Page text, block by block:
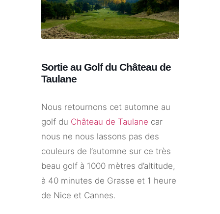
Sortie au Golf du Château de
Taulane
Nous retournons cet automne au
golf du Château de Taulane car
nous ne nous lassons pas des
couleurs de l’automne sur ce très
beau golf à 1000 mètres d’altitude,
à 40 minutes de Grasse et 1 heure
de Nice et Cannes.